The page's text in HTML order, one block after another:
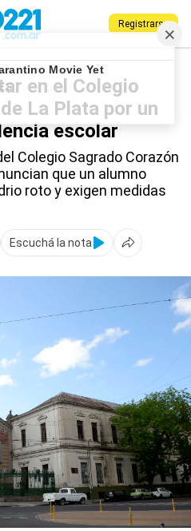
Registrarse
Sagrado Corazón
en el Colegio
La Plata por un
escolar
Colegio Sagrado Corazón
que un alumno
roto y exigen medidas
Escuchá la nota